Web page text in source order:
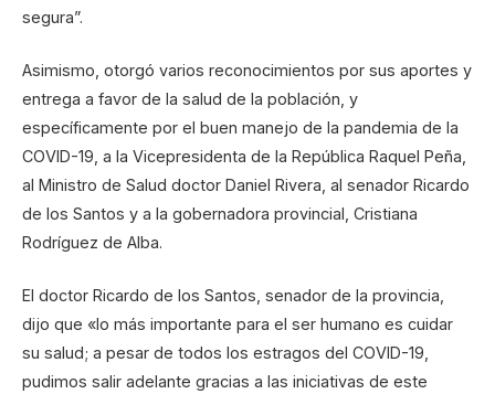
segura”.
Asimismo, otorgó varios reconocimientos por sus aportes y
entrega a favor de la salud de la población, y
específicamente por el buen manejo de la pandemia de la
COVID-19, a la Vicepresidenta de la República Raquel Peña,
al Ministro de Salud doctor Daniel Rivera, al senador Ricardo
de los Santos y a la gobernadora provincial, Cristiana
Rodríguez de Alba.
El doctor Ricardo de los Santos, senador de la provincia,
dijo que «lo más importante para el ser humano es cuidar
su salud; a pesar de todos los estragos del COVID-19,
pudimos salir adelante gracias a las iniciativas de este